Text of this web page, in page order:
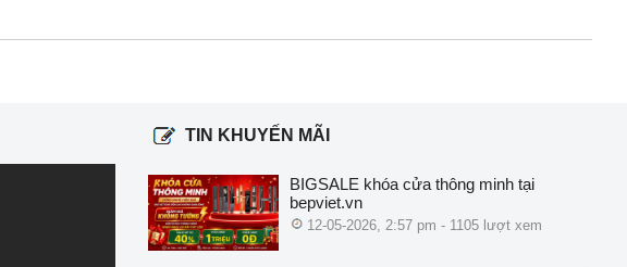
TIN KHUYẾN MÃI
BIGSALE khóa cửa thông minh tại
bepviet.vn
12-05-2026, 2:57 pm - 1105 lượt xem